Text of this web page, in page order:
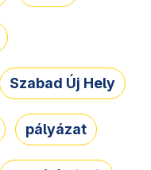
Szabad Új Hely
pályázat